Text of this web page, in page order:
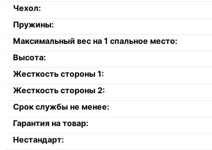
Чехол:
Пружины:
Максимальный вес на 1 спальное место:
Высота:
Жесткость стороны 1:
Жесткость стороны 2:
Срок службы не менее:
Гарантия на товар:
Нестандарт: